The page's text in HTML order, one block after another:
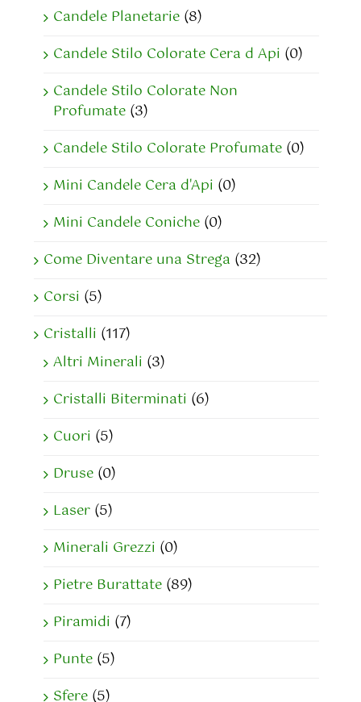
Candele Planetarie (8)
Candele Stilo Colorate Cera d Api (0)
Candele Stilo Colorate Non
Profumate (3)
Candele Stilo Colorate Profumate (0)
Mini Candele Cera d'Api (0)
Mini Candele Coniche (0)
Come Diventare una Strega (32)
Corsi (5)
Cristalli (117)
Altri Minerali (3)
Cristalli Biterminati (6)
Cuori (5)
Druse (0)
Laser (5)
Minerali Grezzi (0)
Pietre Burattate (89)
Piramidi (7)
Punte (5)
Sfere (5)